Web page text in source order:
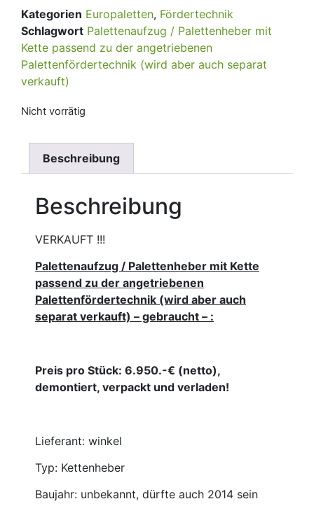
Kategorien Europaletten, Fördertechnik
Schlagwort Palettenaufzug / Palettenheber mit
Kette passend zu der angetriebenen
Palettenfördertechnik (wird aber auch separat
verkauft)
Nicht vorrätig
Beschreibung
Beschreibung
VERKAUFT !!!
Palettenaufzug / Palettenheber mit Kette
passend zu der angetriebenen
Palettenfördertechnik (wird aber auch
separat verkauft) – gebraucht – :
Preis pro Stück: 6.950.-€ (netto),
demontiert, verpackt und verladen!
Lieferant: winkel
Typ: Kettenheber
Baujahr: unbekannt, dürfte auch 2014 sein